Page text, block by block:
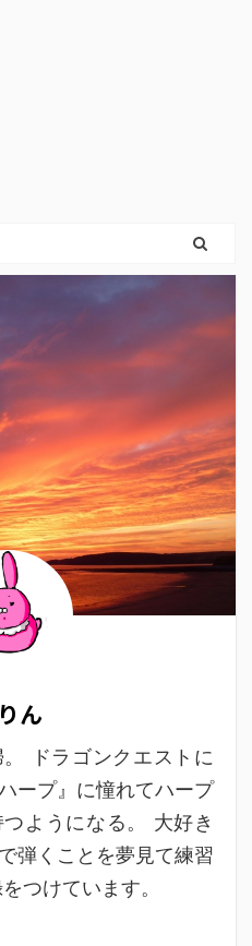
ん
ドラゴンクエストに
ープ』に憧れてハープ
ようになる。 大好き
弾くことを夢見て練習
つけています。